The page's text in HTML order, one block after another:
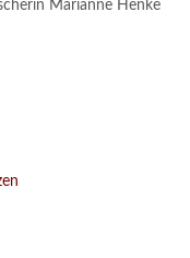
Marianne Henke